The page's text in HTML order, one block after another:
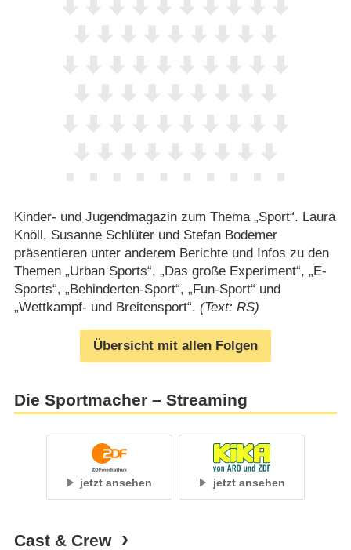
Kinder- und Jugendmagazin zum Thema „Sport“. Laura
Knöll, Susanne Schlüter und Stefan Bodemer
präsentieren unter anderem Berichte und Infos zu den
Themen „Urban Sports“, „Das große Experiment“, „E-
Sports“, „Behinderten-Sport“, „Fun-Sport“ und
„Wettkampf- und Breitensport“. (Text: RS)
Übersicht mit allen Folgen
Die Sportmacher – Streaming
jetzt ansehen jetzt ansehen
Cast & Crew